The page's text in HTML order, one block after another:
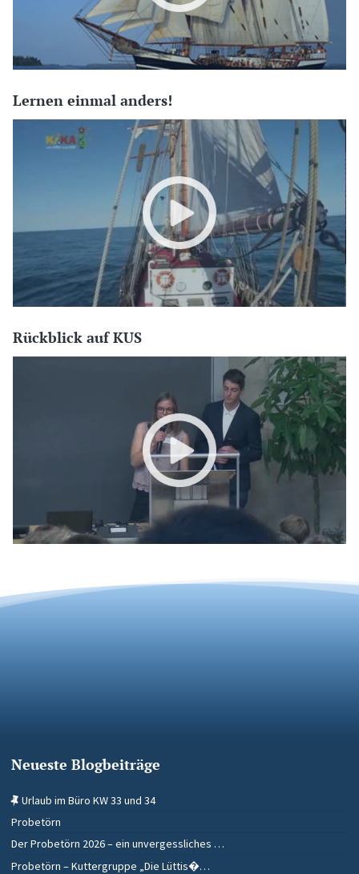
Lernen einmal anders!
Rückblick auf KUS
Neueste Blogbeiträge
Urlaub im Büro KW 33 und 34
Probetörn
Der Probetörn 2026 – ein unvergessliches …
Probetörn – Kuttergruppe „Die Lüttis�…